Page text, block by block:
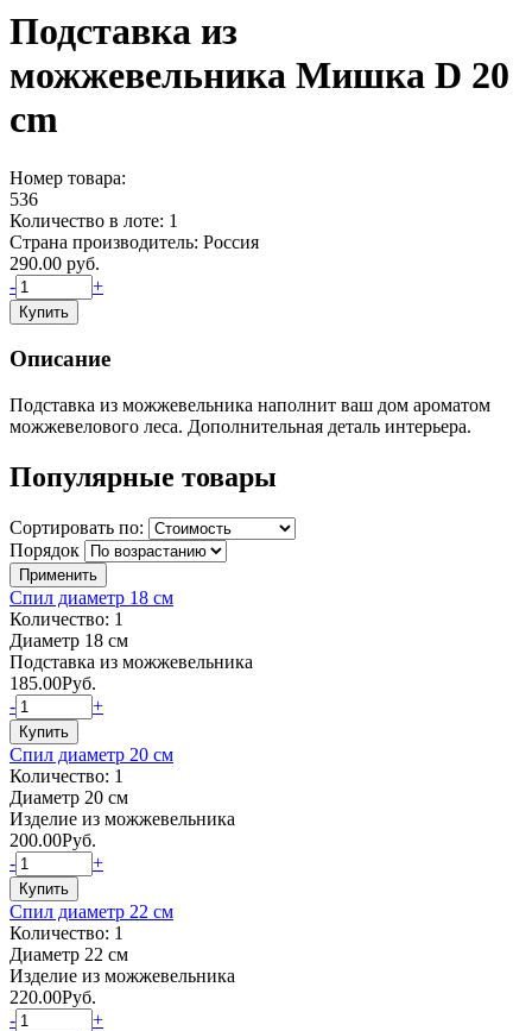
Подставка из
можжевельника Мишка D 20
cm
Номер товара:
536
Количество в лоте: 1
Страна производитель: Россия
290.00 руб.
-
+
Описание
Подставка из можжевельника наполнит ваш дом ароматом
можжевелового леса. Дополнительная деталь интерьера.
Популярные товары
Сортировать по:
Порядок
Спил диаметр 18 см
Количество: 1
Диаметр 18 см
Подставка из можжевельника
185.00Руб.
-
+
Спил диаметр 20 см
Количество: 1
Диаметр 20 см
Изделие из можжевельника
200.00Руб.
-
+
Спил диаметр 22 см
Количество: 1
Диаметр 22 см
Изделие из можжевельника
220.00Руб.
-
+